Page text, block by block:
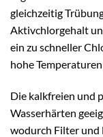
gleichzeitig
Aktivchlorgehalt
ein zu schneller
hohe
Die kalkfreien und
Wasserhärten
wodurch Filter und